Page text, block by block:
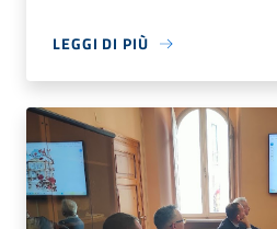
LEGGI DI PIÙ